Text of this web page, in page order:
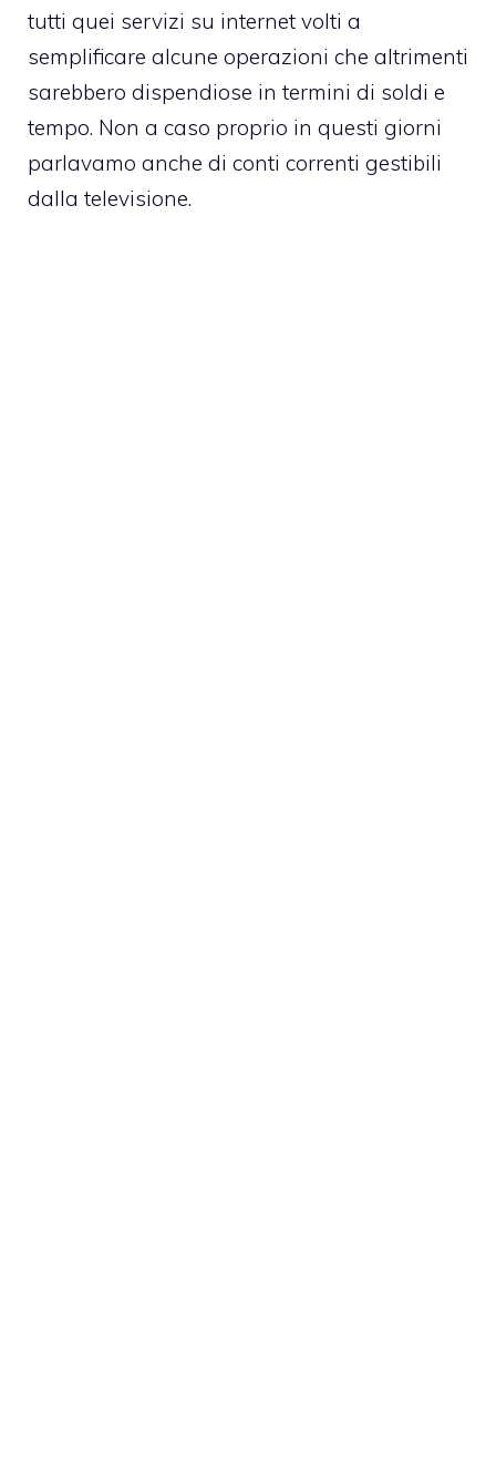
tutti quei servizi su internet volti a
semplificare alcune operazioni che altrimenti
sarebbero dispendiose in termini di soldi e
tempo. Non a caso proprio in questi giorni
parlavamo anche di conti correnti gestibili
dalla televisione.